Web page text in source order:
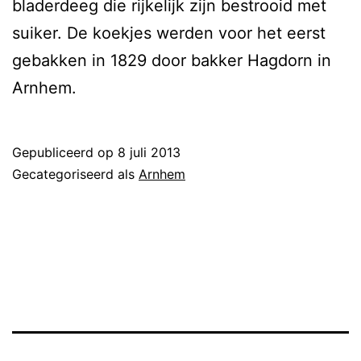
bladerdeeg die rijkelijk zijn bestrooid met
suiker. De koekjes werden voor het eerst
gebakken in 1829 door bakker Hagdorn in
Arnhem.
Gepubliceerd op 8 juli 2013
Gecategoriseerd als Arnhem